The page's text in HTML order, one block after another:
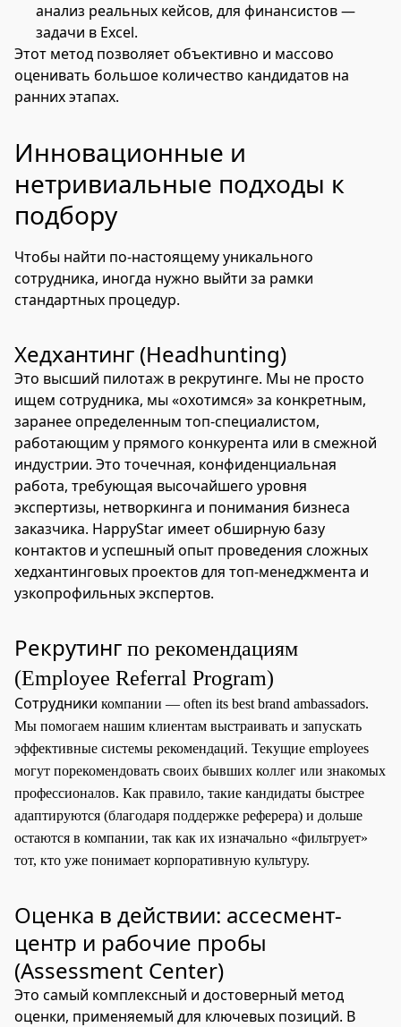
анализ реальных кейсов, для финансистов —
задачи в Excel.
Этот метод позволяет объективно и массово
оценивать большое количество кандидатов на
ранних этапах.
Инновационные и
нетривиальные подходы к
подбору
Чтобы найти по-настоящему уникального
сотрудника, иногда нужно выйти за рамки
стандартных процедур.
Хедхантинг (Headhunting)
Это высший пилотаж в рекрутинге. Мы не просто
ищем сотрудника, мы «охотимся» за конкретным,
заранее определенным топ-специалистом,
работающим у прямого конкурента или в смежной
индустрии. Это точечная, конфиденциальная
работа, требующая высочайшего уровня
экспертизы, нетворкинга и понимания бизнеса
заказчика. HappyStar имеет обширную базу
контактов и успешный опыт проведения сложных
хедхантинговых проектов для топ-менеджмента и
узкопрофильных экспертов.
Рекрутинг по рекомендациям
(Employee Referral Program)
Сотрудники компании — often its best brand ambassadors.
Мы помогаем нашим клиентам выстраивать и запускать
эффективные системы рекомендаций. Текущие employees
могут порекомендовать своих бывших коллег или знакомых
профессионалов. Как правило, такие кандидаты быстрее
адаптируются (благодаря поддержке реферера) и дольше
остаются в компании, так как их изначально «фильтрует»
тот, кто уже понимает корпоративную культуру.
Оценка в действии: ассесмент-
центр и рабочие пробы
(Assessment Center)
Это самый комплексный и достоверный метод
оценки, применяемый для ключевых позиций. В